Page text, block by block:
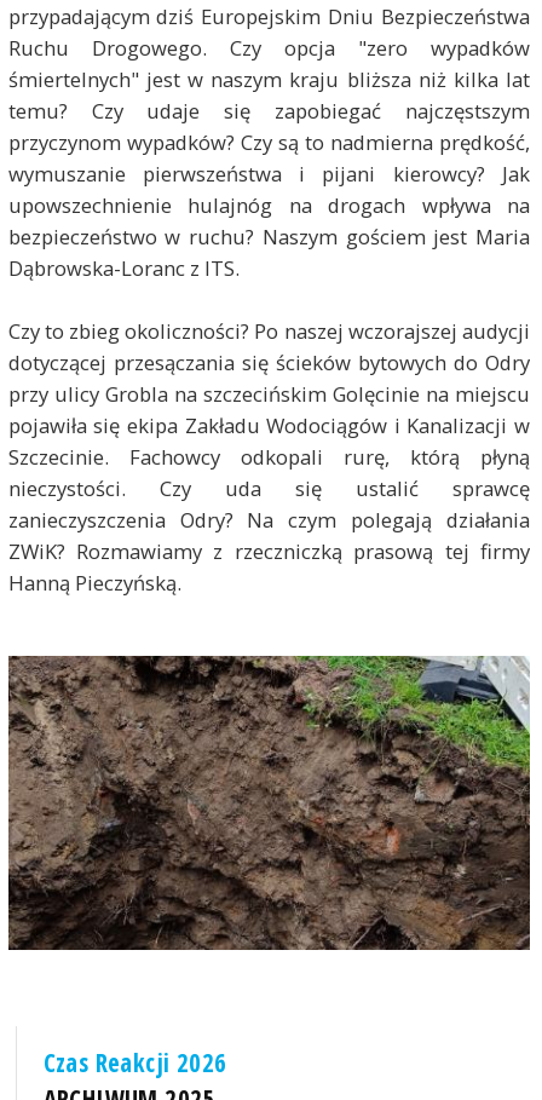
przypadającym dziś Europejskim Dniu Bezpieczeństwa
Ruchu Drogowego. Czy opcja "zero wypadków
śmiertelnych" jest w naszym kraju bliższa niż kilka lat
temu? Czy udaje się zapobiegać najczęstszym
przyczynom wypadków? Czy są to nadmierna prędkość,
wymuszanie pierwszeństwa i pijani kierowcy? Jak
upowszechnienie hulajnóg na drogach wpływa na
bezpieczeństwo w ruchu? Naszym gościem jest Maria
Dąbrowska-Loranc z ITS.
Czy to zbieg okoliczności? Po naszej wczorajszej audycji
dotyczącej przesączania się ścieków bytowych do Odry
przy ulicy Grobla na szczecińskim Golęcinie na miejscu
pojawiła się ekipa Zakładu Wodociągów i Kanalizacji w
Szczecinie. Fachowcy odkopali rurę, którą płyną
nieczystości. Czy uda się ustalić sprawcę
zanieczyszczenia Odry? Na czym polegają działania
ZWiK? Rozmawiamy z rzeczniczką prasową tej firmy
Hanną Pieczyńską.
Czas Reakcji 2026